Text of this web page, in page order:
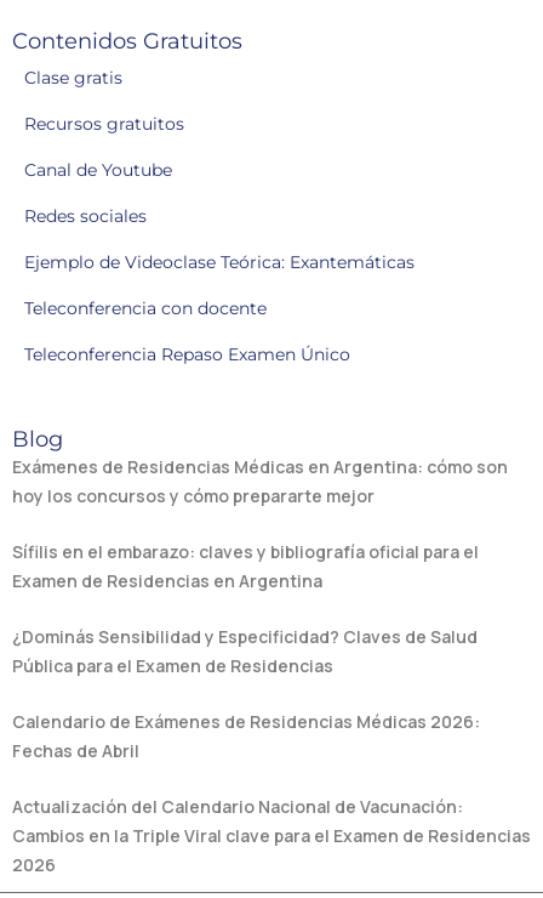
Contenidos Gratuitos
Clase gratis
Recursos gratuitos
Canal de Youtube
Redes sociales
Ejemplo de Videoclase Teórica: Exantemáticas
Teleconferencia con docente
Teleconferencia Repaso Examen Único
Blog
Exámenes de Residencias Médicas en Argentina: cómo son
hoy los concursos y cómo prepararte mejor
Sífilis en el embarazo: claves y bibliografía oficial para el
Examen de Residencias en Argentina
¿Dominás Sensibilidad y Especificidad? Claves de Salud
Pública para el Examen de Residencias
Calendario de Exámenes de Residencias Médicas 2026:
Fechas de Abril
Actualización del Calendario Nacional de Vacunación:
Cambios en la Triple Viral clave para el Examen de Residencias
2026